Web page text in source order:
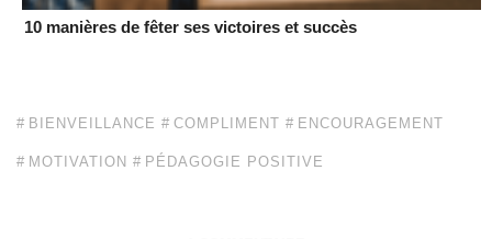
10 manières de fêter ses victoires et succès
BIENVEILLANCE COMPLIMENT ENCOURAGEMENT
MOTIVATION PÉDAGOGIE POSITIVE